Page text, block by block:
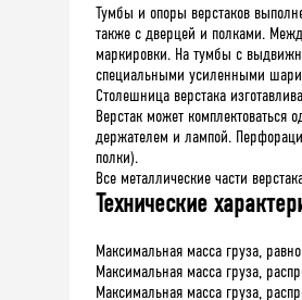
Тумбы и опоры верстаков
также с дверцей и полками.
маркировки. На тумбы с
специальными усиленными
Столешница верстака
Верстак может
держателем и лампой.
полки).
Все металлические части
Технические
Максимальная масса груза,
Максимальная масса груза,
Максимальная масса груза,